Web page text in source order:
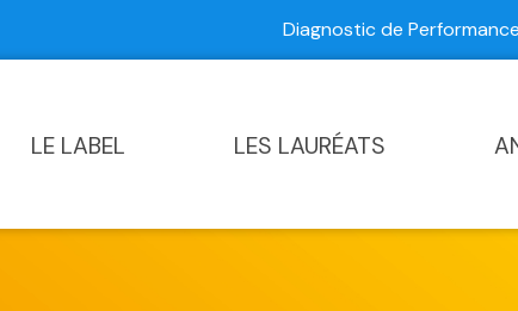
Diagnostic de
LE LABEL LES LAURÉATS